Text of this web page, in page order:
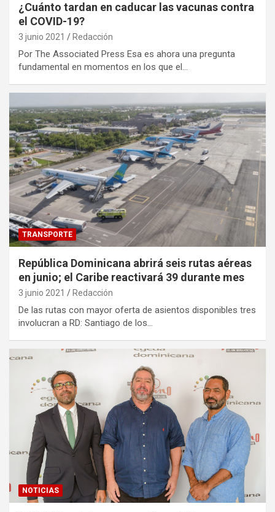
¿Cuánto tardan en caducar las vacunas contra
el COVID-19?
3 junio 2021 Redacción
Por The Associated Press Esa es ahora una pregunta
fundamental en momentos en los que el…
TRANSPORTE
República Dominicana abrirá seis rutas aéreas
en junio; el Caribe reactivará 39 durante mes
3 junio 2021 Redacción
De las rutas con mayor oferta de asientos disponibles tres
involucran a RD: Santiago de los…
NOTICIAS